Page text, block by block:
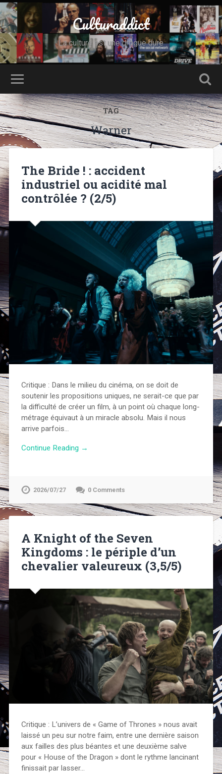
Culturaddict
La culture est une drogue dure
TAG
Warner
The Bride ! : accident
industriel ou acidité mal
contrôlée ? (2/5)
Critique : Dans le milieu du cinéma, on se doit de
soutenir les propositions uniques, ne serait-ce que par
la difficulté de créer un film, à un point où chaque long-
métrage équivaut à un miracle absolu. Mais il nous
arrive parfois…
Continue Reading →
2026/07/27 0 Comments
A Knight of the Seven
Kingdoms : le périple d’un
chevalier valeureux (3,5/5)
Critique : L’univers de « Game of Thrones » nous avait
laissé un peu sur notre faim, entre une dernière saison
aux failles des plus béantes et une deuxième salve
pour « House of the Dragon » dont le rythme lancinant
finissait par lasser…